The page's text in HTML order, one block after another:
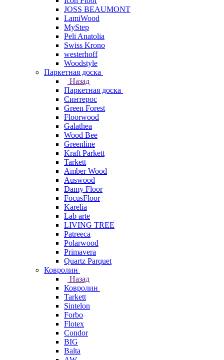
JOSS BEAUMONT
LamiWood
MyStep
Peli Anatolia
Swiss Krono
westerhoff
Woodstyle
Паркетная доска
Назад
Паркетная доска
Синтерос
Green Forest
Floorwood
Galathea
Wood Bee
Greenline
Kraft Parkett
Tarkett
Amber Wood
Auswood
Damy Floor
FocusFloor
Karelia
Lab arte
LIVING TREE
Patreeca
Polarwood
Primavera
Quartz Parquet
Ковролин
Назад
Ковролин
Tarkett
Sintelon
Forbo
Flotex
Condor
BIG
Balta